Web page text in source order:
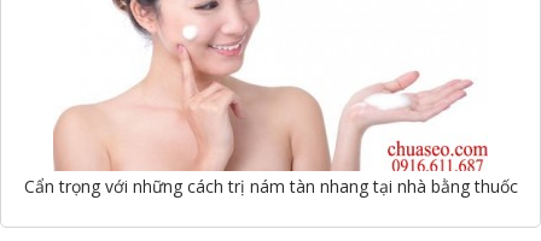
Cẩn trọng với những cách trị nám tàn nhang tại nhà bằng thuốc